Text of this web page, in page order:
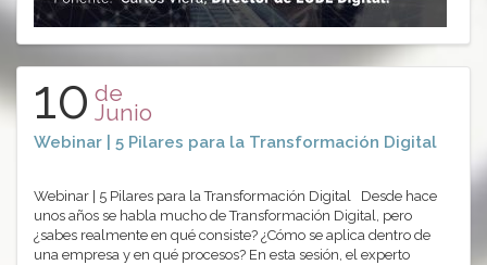
10 de
Junio
Webinar | 5 Pilares para la Transformación Digital
Webinar | 5 Pilares para la Transformación Digital Desde hace
unos años se habla mucho de Transformación Digital, pero
¿sabes realmente en qué consiste? ¿Cómo se aplica dentro de
una empresa y en qué procesos? En esta sesión, el experto